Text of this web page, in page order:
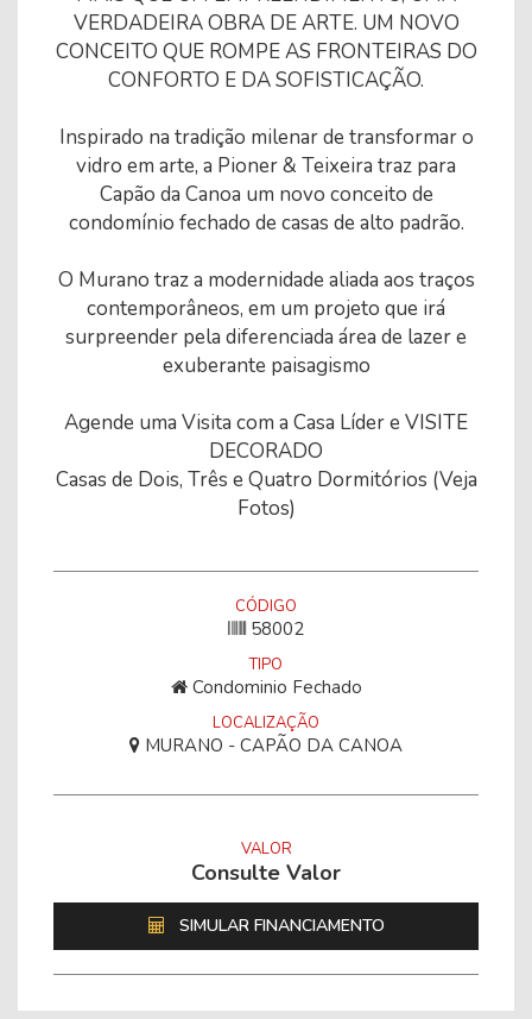
VERDADEIRA OBRA DE ARTE. UM NOVO
CONCEITO QUE ROMPE AS FRONTEIRAS DO
CONFORTO E DA SOFISTICAÇÃO.
Inspirado na tradição milenar de transformar o
vidro em arte, a Pioner & Teixeira traz para
Capão da Canoa um novo conceito de
condomínio fechado de casas de alto padrão.
O Murano traz a modernidade aliada aos traços
contemporâneos, em um projeto que irá
surpreender pela diferenciada área de lazer e
exuberante paisagismo
Agende uma Visita com a Casa Líder e VISITE
DECORADO
Casas de Dois, Três e Quatro Dormitórios (Veja
Fotos)
CÓDIGO
58002
TIPO
Condominio Fechado
LOCALIZAÇÃO
MURANO - CAPÃO DA CANOA
VALOR
Consulte Valor
SIMULAR FINANCIAMENTO